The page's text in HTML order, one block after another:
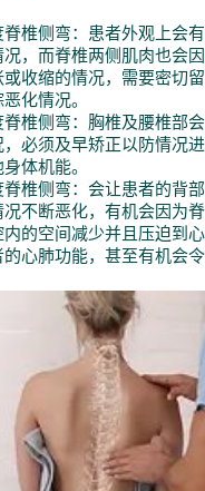
椎侧弯：患者外观上会
况，而脊椎两侧肌肉也会
或收缩的情况，需要密切
化情况。
脊椎侧弯：胸椎及腰椎部
必须及早矫正以防情况
体机能。
椎侧弯：会让患者的背
况不断恶化，有机会因为
内的空间减少并且压迫到
心肺功能，甚至有机会令